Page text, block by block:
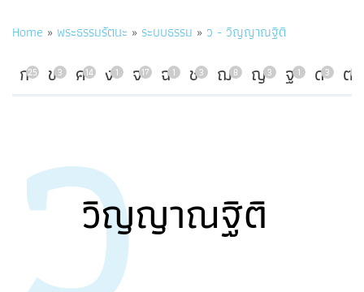
Breadcrumb
Home พระธรรมรัตนะ ระบบธรรม ว - วิญญาณฐิติ
ก25 ข3 ค14 ง1 จ17 ฉ1 ช3 ฌ8 ญ3 ฐ1 ด3 ต
วิญญาณฐิติ